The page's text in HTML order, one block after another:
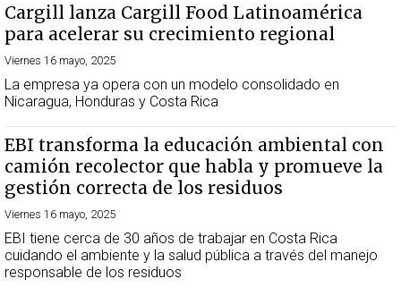
Cargill lanza Cargill Food Latinoamérica
para acelerar su crecimiento regional
Viernes 16 mayo, 2025
La empresa ya opera con un modelo consolidado en
Nicaragua, Honduras y Costa Rica
EBI transforma la educación ambiental con
camión recolector que habla y promueve la
gestión correcta de los residuos
Viernes 16 mayo, 2025
EBI tiene cerca de 30 años de trabajar en Costa Rica
cuidando el ambiente y la salud pública a través del manejo
responsable de los residuos